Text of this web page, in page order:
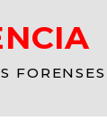
FORENSES